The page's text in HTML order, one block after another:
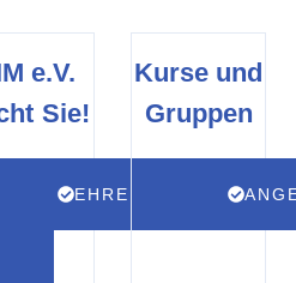
e.V.
Sie!
EHRENAMT
Kurse und
Gruppen